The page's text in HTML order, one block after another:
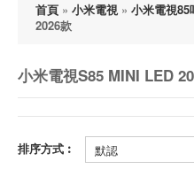
首頁 » 小米電視» 小米電視85
2026款
小米電視S85 MINI LED
排序方式︰